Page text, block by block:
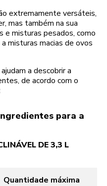
extremamente versáteis,
mas também na sua
e misturas pesados, como
misturas macias de ovos
a descobrir a
de acordo com o
para a
DE 3,3 L
Quantidade máxima